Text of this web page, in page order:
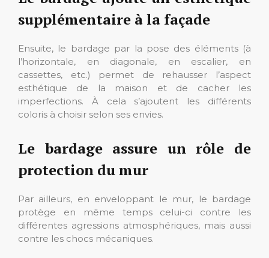
supplémentaire à la façade
Ensuite, le bardage par la pose des éléments (à
l’horizontale, en diagonale, en escalier, en
cassettes, etc.) permet de rehausser l’aspect
esthétique de la maison et de cacher les
imperfections. À cela s’ajoutent les différents
coloris à choisir selon ses envies.
Le bardage assure un rôle de
protection du mur
Par ailleurs, en enveloppant le mur, le bardage
protège en même temps celui-ci contre les
différentes agressions atmosphériques, mais aussi
contre les chocs mécaniques.